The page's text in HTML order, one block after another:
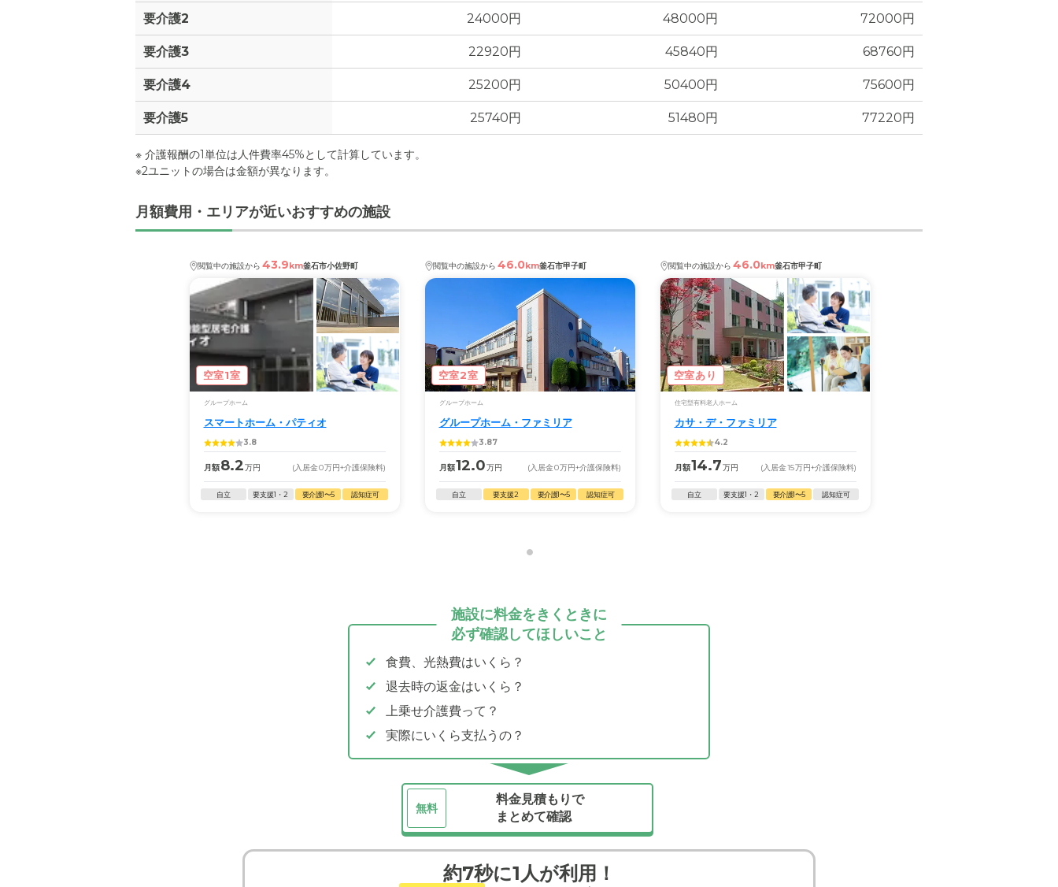
要介護2 24000円 48000円 72000円
要介護3 22920円 45840円 68760円
要介護4 25200円 50400円 75600円
要介護5 25740円 51480円 77220円
※ 介護報酬の1単位は人件費率45%として計算しています。
※2ユニットの場合は金額が異なります。
月額費用・エリアが近いおすすめの施設
閲覧中の施設から 43.9km釜石市小佐野町
空室1室
グループホーム
スマートホーム・パティオ
3.8
月額8.2万円 (入居金0万円+介護保険料)
自立 要支援1・2 要介護1〜5 認知症可
閲覧中の施設から 46.0km釜石市甲子町
空室2室
グループホーム
グループホーム・ファミリア
3.87
月額12.0万円 (入居金0万円+介護保険料)
自立 要支援2 要介護1〜5 認知症可
閲覧中の施設から 46.0km釜石市甲子町
空室あり
住宅型有料老人ホーム
カサ・デ・ファミリア
4.2
月額14.7万円 (入居金15万円+介護保険料)
自立 要支援1・2 要介護1〜5 認知症可
施設に料金をきくときに
必ず確認してほしいこと
食費、光熱費はいくら？
退去時の返金はいくら？
上乗せ介護費って？
実際にいくら支払うの？
無料
料金見積もりで
まとめて確認
約7秒に1人が利用！